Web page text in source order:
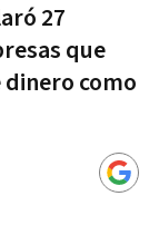
27
que
como